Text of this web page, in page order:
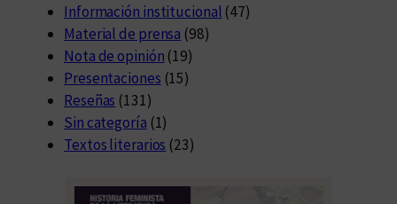
Información institucional (47)
Material de prensa (98)
Nota de opinión (19)
Presentaciones (15)
Reseñas (131)
Sin categoría (1)
Textos literarios (23)